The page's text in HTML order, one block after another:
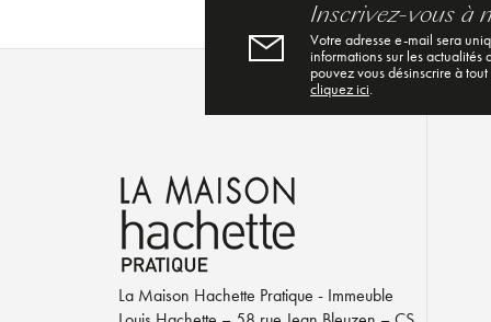
Inscrivez-vous à
Votre adresse e-mail sera
informations sur les actualités
pouvez vous désinscrire à
cliquez ici.
La Maison Hachette Pratique - Immeuble